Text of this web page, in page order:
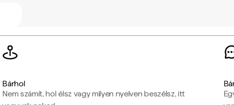
Bárhol
Nem számít, hol élsz vagy milyen nyelven beszélsz, itt